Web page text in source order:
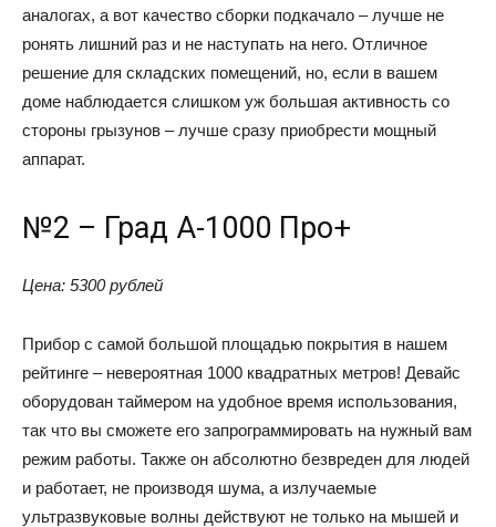
аналогах, а вот качество сборки подкачало – лучше не
ронять лишний раз и не наступать на него. Отличное
решение для складских помещений, но, если в вашем
доме наблюдается слишком уж большая активность со
стороны грызунов – лучше сразу приобрести мощный
аппарат.
№2 – Град А-1000 Про+
Цена: 5300 рублей
Прибор с самой большой площадью покрытия в нашем
рейтинге – невероятная 1000 квадратных метров! Девайс
оборудован таймером на удобное время использования,
так что вы сможете его запрограммировать на нужный вам
режим работы. Также он абсолютно безвреден для людей
и работает, не производя шума, а излучаемые
ультразвуковые волны действуют не только на мышей и